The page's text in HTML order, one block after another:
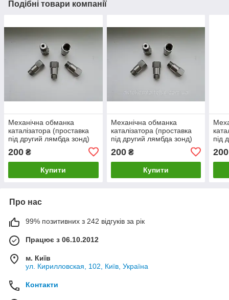
Подібні товари компанії
Механічна обманка
каталізатора (проставка
під другий лямбда зонд)
200 ₴
Купити
Механічна обманка
каталізатора (проставка
під другий лямбда зонд)
(Крайслер Неон)
200₴
Купити
під
200
Про нас
99% позитивних з 242 відгуків за рік
Працює з 06.10.2012
м. Київ
ул. Кирилловская, 102, Київ, Україна
Контакти